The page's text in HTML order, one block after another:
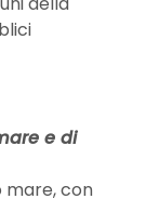
e di
mare, con